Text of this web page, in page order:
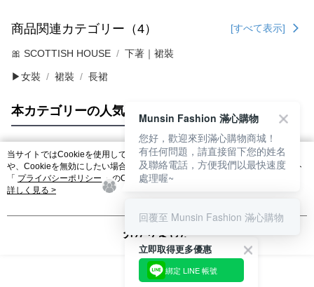
商品関連カテゴリー（4） [すべて表示]
🎀 SCOTTISH HOUSE 下著｜裙裝
▶女裝 裙裝 長裙
本カテゴリーの人気商品 サイト全体のランキング
人気タグ
当サイトではCookieを使用しています。当サイトのCookie使用に関する詳細
や、Cookieを無効にしたい場合のブラウザでの設定方法については、当サイト
「 プライバシーポリシー 」のCookieポリシーをご参照ください。お客さま
が、当サイトを引き続き使用される場合、当社がサイト利用規約のCookieポリ
詳しく見る >
分かりました
立即取得更多優惠
綁定 LINE 帳號
Munsin Fashion 滿心購物
您好，歡迎來到滿心購物商城！
有任何問題，請直接留下您的姓名
及聯絡電話，方便我們以最快速度
處理喔~
回覆至 Munsin Fashion 滿心購物